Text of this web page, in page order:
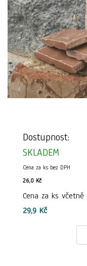
Dostupnost:
SKLADEM
Cena za ks bez DPH
26,0 Kč
Cena za ks včetně
29,9 Kč